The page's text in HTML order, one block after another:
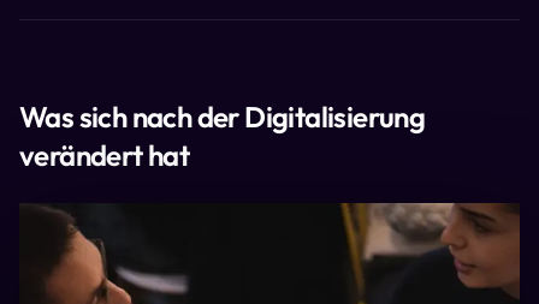
Was sich nach der Digitalisierung
verändert hat